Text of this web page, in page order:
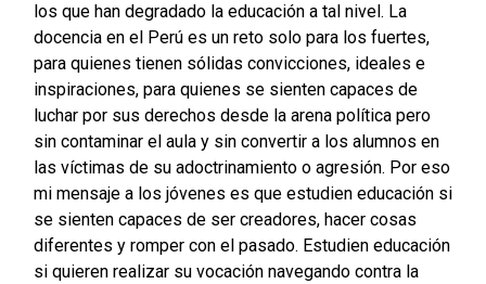
los que han degradado la educación a tal nivel. La
docencia en el Perú es un reto solo para los fuertes,
para quienes tienen sólidas convicciones, ideales e
inspiraciones, para quienes se sienten capaces de
luchar por sus derechos desde la arena política pero
sin contaminar el aula y sin convertir a los alumnos en
las víctimas de su adoctrinamiento o agresión. Por eso
mi mensaje a los jóvenes es que estudien educación si
se sienten capaces de ser creadores, hacer cosas
diferentes y romper con el pasado. Estudien educación
si quieren realizar su vocación navegando contra la